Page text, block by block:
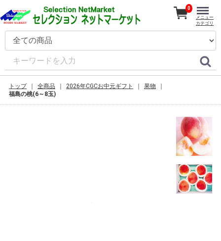
0
メニュー
カテゴリ
トップ 全商品 2026年CGCお中元ギフト
果物
福島の桃(6～8玉)